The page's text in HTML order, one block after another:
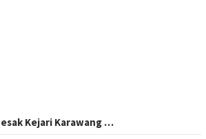
Kejari Karawang …